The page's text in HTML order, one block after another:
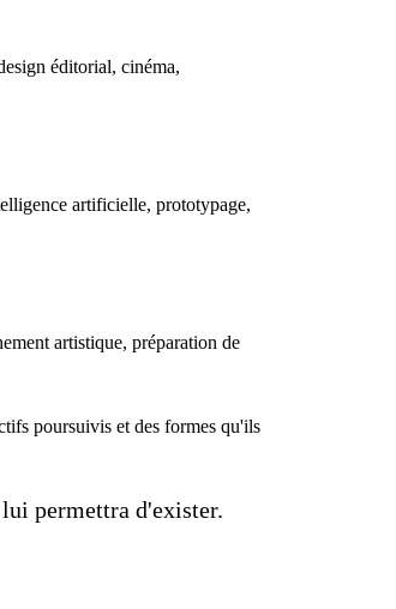
éditorial, cinéma,
artificielle, prototypage,
artistique, préparation de
poursuivis et des formes qu'ils
permettra d'exister.